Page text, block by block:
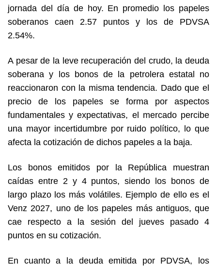
jornada del día de hoy. En promedio los papeles
soberanos caen 2.57 puntos y los de PDVSA
2.54%.
A pesar de la leve recuperación del crudo, la deuda
soberana y los bonos de la petrolera estatal no
reaccionaron con la misma tendencia. Dado que el
precio de los papeles se forma por aspectos
fundamentales y expectativas, el mercado percibe
una mayor incertidumbre por ruido político, lo que
afecta la cotización de dichos papeles a la baja.
Los bonos emitidos por la República muestran
caídas entre 2 y 4 puntos, siendo los bonos de
largo plazo los más volátiles. Ejemplo de ello es el
Venz 2027, uno de los papeles más antiguos, que
cae respecto a la sesión del jueves pasado 4
puntos en su cotización.
En cuanto a la deuda emitida por PDVSA, los